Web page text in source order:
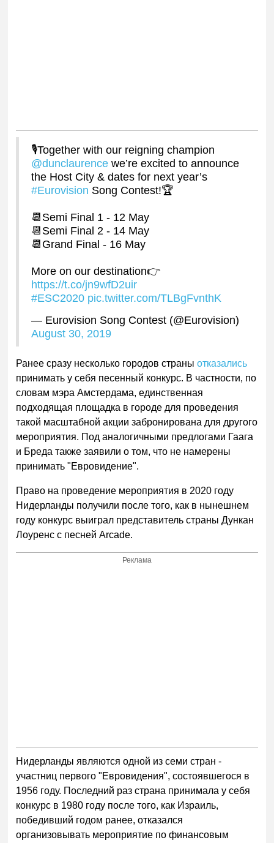
🎙Together with our reigning champion
@dunclaurence we’re excited to announce
the Host City & dates for next year’s
#Eurovision Song Contest!🏆
📆Semi Final 1 - 12 May
📆Semi Final 2 - 14 May
📆Grand Final - 16 May
More on our destination👉
https://t.co/jn9wfD2uir
#ESC2020 pic.twitter.com/TLBgFvnthK
— Eurovision Song Contest (@Eurovision)
August 30, 2019
Ранее сразу несколько городов страныотказались
принимать у себя песенный конкурс. В частности, по
словам мэра Амстердама, единственная
подходящая площадка в городе для проведения
такой масштабной акции забронирована для другого
мероприятия. Под аналогичными предлогами Гаага
и Бреда также заявили о том, что не намерены
принимать "Евровидение".
Право на проведение мероприятия в 2020 году
Нидерланды получили после того, как в нынешнем
году конкурс выиграл представитель страны Дункан
Лоуренс с песней Arcade.
Реклама
Нидерланды являются одной из семи стран -
участниц первого "Евровидения", состоявшегося в
1956 году. Последний раз страна принимала у себя
конкурс в 1980 году после того, как Израиль,
победивший годом ранее, отказался
организовывать мероприятие по финансовым